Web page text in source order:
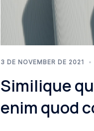
3 DE NOVEMBER DE 2021
Similique
enim quod